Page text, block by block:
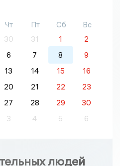
Чт Пт Сб
Вс
30 31 1
2
6 7 8
9
13 14 15
16
20 21 22
23
27 28 29
30
3 4 5 6
людей